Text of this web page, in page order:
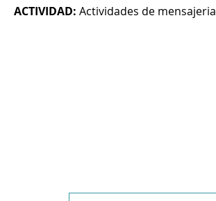
ACTIVIDAD: Actividades de mensajeria